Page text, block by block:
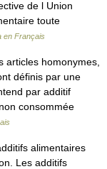
de l Union
toute
en Français
homonymes,
définis par une
par additif
consommée
alimentaires
Les additifs